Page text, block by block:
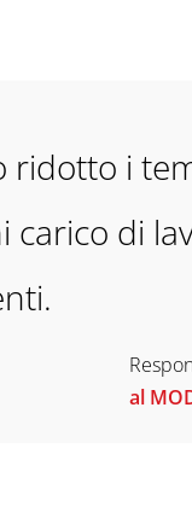
ridotto i
di
al